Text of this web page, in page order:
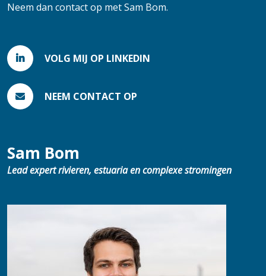
Neem dan contact op met Sam Bom.
VOLG MIJ OP LINKEDIN
NEEM CONTACT OP
Sam Bom
Lead expert rivieren, estuaria en complexe stromingen